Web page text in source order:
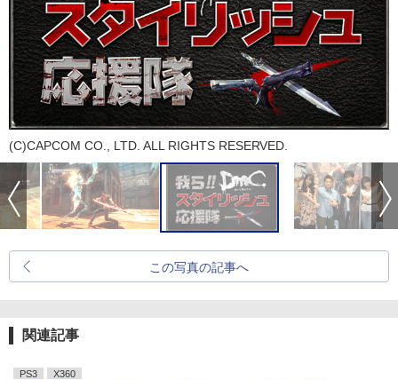
(C)CAPCOM CO., LTD. ALL RIGHTS RESERVED.
この写真の記事へ
関連記事
PS3 X360